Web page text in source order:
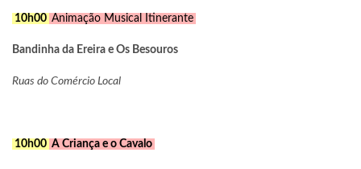
10h00 Animação Musical Itinerante
Bandinha da Ereira e Os Besouros
Ruas do Comércio Local
10h00 A Criança e o Cavalo